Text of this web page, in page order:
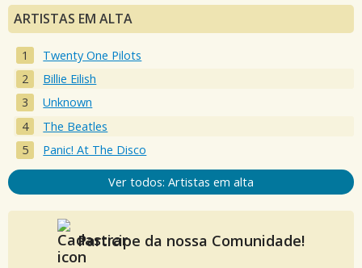
ARTISTAS EM ALTA
Twenty One Pilots
Billie Eilish
Unknown
The Beatles
Panic! At The Disco
Ver todos: Artistas em alta
Participe da nossa Comunidade!